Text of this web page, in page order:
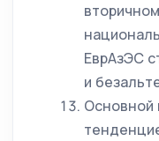
ЕврАзЭС
и
Основной